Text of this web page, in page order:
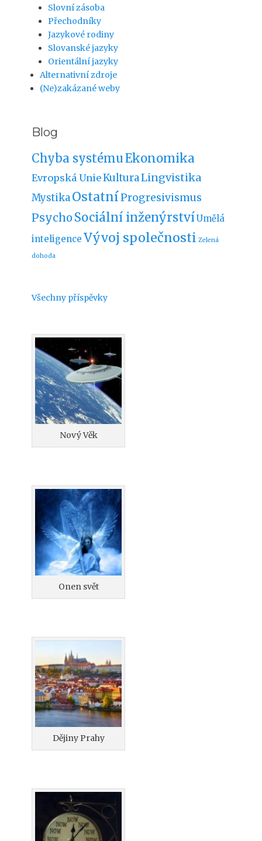
Slovní zásoba
Přechodníky
Jazykové rodiny
Slovanské jazyky
Orientální jazyky
Alternativní zdroje
(Ne)zakázané weby
Blog
Chyba systémuEkonomika
Evropská UnieKulturaLingvistika
MystikaOstatníProgresivismus
PsychoSociální inženýrstvíUmělá
inteligence Vývoj společnosti Zelená
dohoda
Všechny příspěvky
Nový Věk
Onen svět
Dějiny Prahy